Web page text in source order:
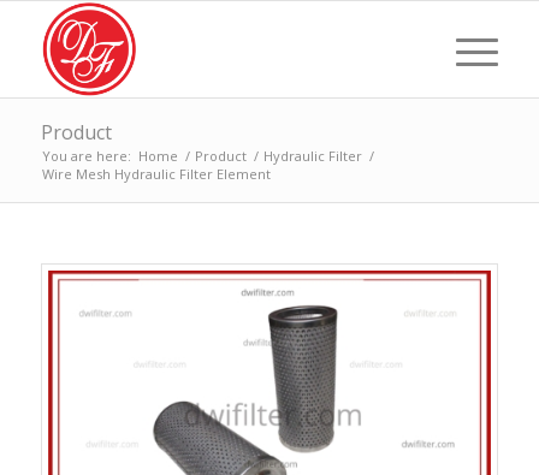
Product
You are here: Home / Product / Hydraulic Filter /
Wire Mesh Hydraulic Filter Element